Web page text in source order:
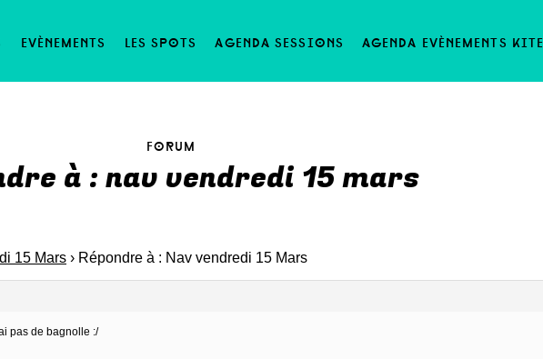
evènements les spots agenda sessions agenda evènements kite
forum
à : nav vendredi 15 mars
15 Mars › Répondre à : Nav vendredi 15 Mars
pas de bagnolle :/